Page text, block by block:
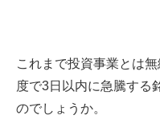
これまで投資事業とは
度で3日以内に急騰する
のでしょうか。